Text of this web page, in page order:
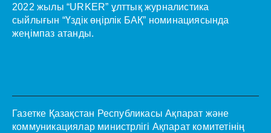
2022 жылы “URKER” ұлттық журналистика
сыйлығын “Үздік өңірлік БАҚ” номинациясында
жеңімпаз атанды.
Газетке Қазақстан Республикасы Ақпарат және
коммуникациялар министрлігі Ақпарат комитетінің